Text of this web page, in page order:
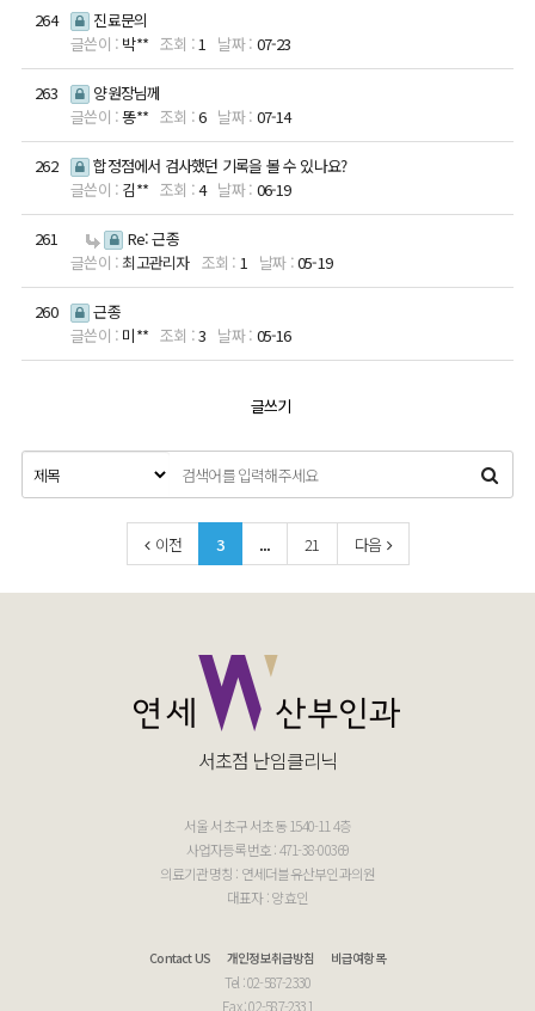
264
진료문의
박**
1 07-23
263
양원장님께
똥**
6 07-14
262
합정점에서 검사했던 기록을 볼 수 있나요?
김**
4 06-19
261
Re: 근종
최고관리자
1 05-19
260
근종
미**
3 05-16
글쓰기
이전 3 ... 21 다음
서초점 난임클리닉
서울 서초구 서초동 1540-11 4층
사업자등록번호 : 471-38-00369
의료기관명칭 : 연세더블유산부인과의원
대표자 : 양효인
Contact US 개인정보취급방침 비급여항목
Tel : 02-587-2330
Fax : 02-587-2331